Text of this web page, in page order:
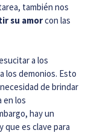
también nos
su amorcon las
a los
los demonios. Esto
de brindar
en los
hay un
que es clave para